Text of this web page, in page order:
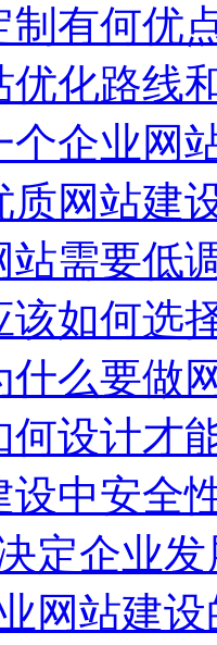
制有何优
优化路线
个企业网
质网站建
站需要低
该如何选
什么要做
何设计才
设中安全
定企业
网站建